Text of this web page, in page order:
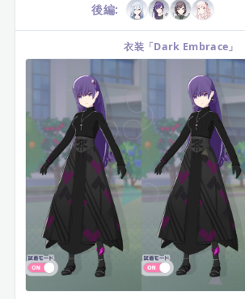
後編:
衣装 「Dark Embrace 」